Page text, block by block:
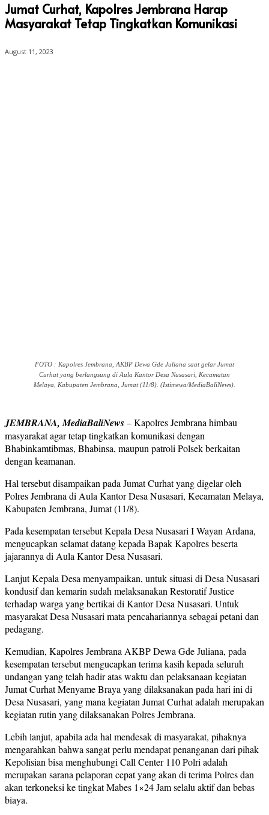
Jumat Curhat, Kapolres Jembrana Harap
Masyarakat Tetap Tingkatkan Komunikasi
August 11, 2023
FOTO : Kapolres Jembrana, AKBP Dewa Gde Juliana saat gelar Jumat
Curhat yang berlangsung di Aula Kantor Desa Nusasari, Kecamatan
Melaya, Kabupaten Jembrana, Jumat (11/8). (Istimewa/MediaBaliNews).
JEMBRANA, MediaBaliNews– Kapolres Jembrana himbau
masyarakat agar tetap tingkatkan komunikasi dengan
Bhabinkamtibmas, Bhabinsa, maupun patroli Polsek berkaitan
dengan keamanan.
Hal tersebut disampaikan pada Jumat Curhat yang digelar oleh
Polres Jembrana di Aula Kantor Desa Nusasari, Kecamatan Melaya,
Kabupaten Jembrana, Jumat (11/8).
Pada kesempatan tersebut Kepala Desa Nusasari I Wayan Ardana,
mengucapkan selamat datang kepada Bapak Kapolres beserta
jajarannya di Aula Kantor Desa Nusasari.
Lanjut Kepala Desa menyampaikan, untuk situasi di Desa Nusasari
kondusif dan kemarin sudah melaksanakan Restoratif Justice
terhadap warga yang bertikai di Kantor Desa Nusasari. Untuk
masyarakat Desa Nusasari mata pencahariannya sebagai petani dan
pedagang.
Kemudian, Kapolres Jembrana AKBP Dewa Gde Juliana, pada
kesempatan tersebut mengucapkan terima kasih kepada seluruh
undangan yang telah hadir atas waktu dan pelaksanaan kegiatan
Jumat Curhat Menyame Braya yang dilaksanakan pada hari ini di
Desa Nusasari, yang mana kegiatan Jumat Curhat adalah merupakan
kegiatan rutin yang dilaksanakan Polres Jembrana.
Lebih lanjut, apabila ada hal mendesak di masyarakat, pihaknya
mengarahkan bahwa sangat perlu mendapat penanganan dari pihak
Kepolisian bisa menghubungi Call Center 110 Polri adalah
merupakan sarana pelaporan cepat yang akan di terima Polres dan
akan terkoneksi ke tingkat Mabes 1×24 Jam selalu aktif dan bebas
biaya.